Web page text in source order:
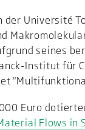
der Université
seines
Institut für
Euro
Flows